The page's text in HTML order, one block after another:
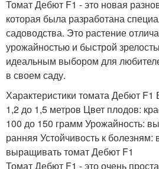
Томат Дебют F1 - это новая
которая была разработана
садоводства. Это растение
урожайностью и быстрой
идеальным выбором для
в своем саду.
Характеристики томата Дебют F1
1,2 до 1,5 метров Цвет плодов:
100 до 150 грамм Урожайность:
ранняя Устойчивость к болезням:
выращивать томат Дебют F1
Томат Дебют F1 - это очень